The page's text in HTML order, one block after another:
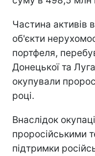
Частина активів
об'єкти
портфеля,
Донецької та
окупували
році.
Внаслідок
проросійськими
підтримки